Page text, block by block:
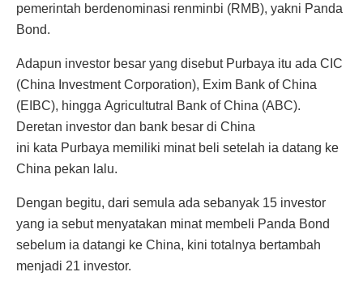
pemerintah berdenominasi renminbi (RMB), yakni Panda
Bond.
Adapun investor besar yang disebut Purbaya itu ada CIC
(China Investment Corporation), Exim Bank of China
(EIBC), hingga Agricultutral Bank of China (ABC).
Deretan investor dan bank besar di China
ini kata Purbaya memiliki minat beli setelah ia datang ke
China pekan lalu.
Dengan begitu, dari semula ada sebanyak 15 investor
yang ia sebut menyatakan minat membeli Panda Bond
sebelum ia datangi ke China, kini totalnya bertambah
menjadi 21 investor.